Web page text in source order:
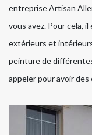
entreprise Artisan
vous avez. Pour cela,
extérieurs et
peinture de
appeler pour avoir des